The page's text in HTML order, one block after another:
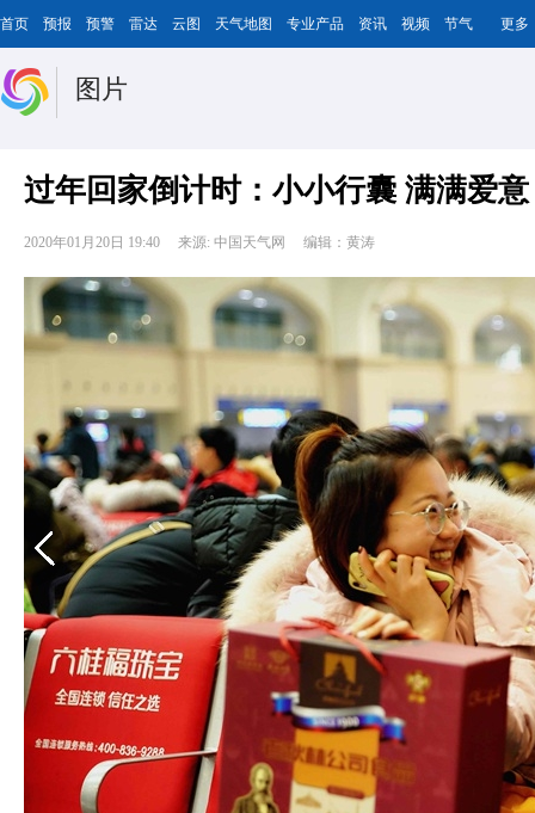
首页 预报 预警 雷达 云图 天气地图 专业产品 资讯 视频 节气 更多
图片
过年回家倒计时：小小行囊 满满爱意
2020年01月20日 19:40 来源: 中国天气网 编辑：黄涛